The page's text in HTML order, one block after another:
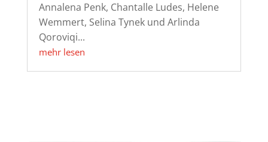
Annalena Penk, Chantalle Ludes, Helene
Wemmert, Selina Tynek und Arlinda
Qoroviqi...
mehr lesen